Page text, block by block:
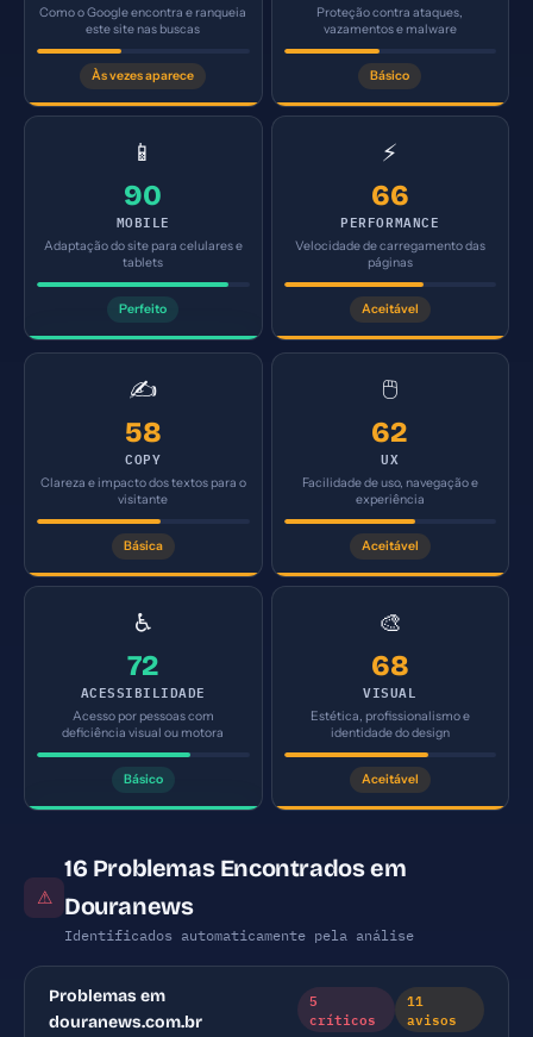
Como o Google encontra e ranqueia
este site nas buscas
Às vezes aparece
Proteção contra ataques,
vazamentos e malware
Básico
📱
90
MOBILE
Adaptação do site para celulares e
tablets
Perfeito
⚡
66
PERFORMANCE
Velocidade de carregamento das
páginas
Aceitável
✍️
58
COPY
Clareza e impacto dos textos para o
visitante
Básica
🖱️
62
UX
Facilidade de uso, navegação e
experiência
Aceitável
♿
72
ACESSIBILIDADE
Acesso por pessoas com
deficiência visual ou motora
Básico
🎨
68
VISUAL
Estética, profissionalismo e
identidade do design
Aceitável
⚠
16 Problemas Encontrados em
Douranews
Identificados automaticamente pela análise
Problemas em
douranews.com.br
5
críticos
11
avisos